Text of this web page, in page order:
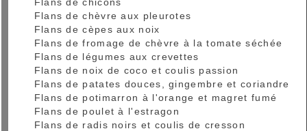
Flans de chèvre aux pleurotes
Flans de cèpes aux noix
Flans de fromage de chèvre à la tomate séchée
Flans de légumes aux crevettes
Flans de noix de coco et coulis passion
Flans de patates douces, gingembre et coriandre
Flans de potimarron à l'orange et magret fumé
Flans de poulet à l'estragon
Flans de radis noirs et coulis de cresson